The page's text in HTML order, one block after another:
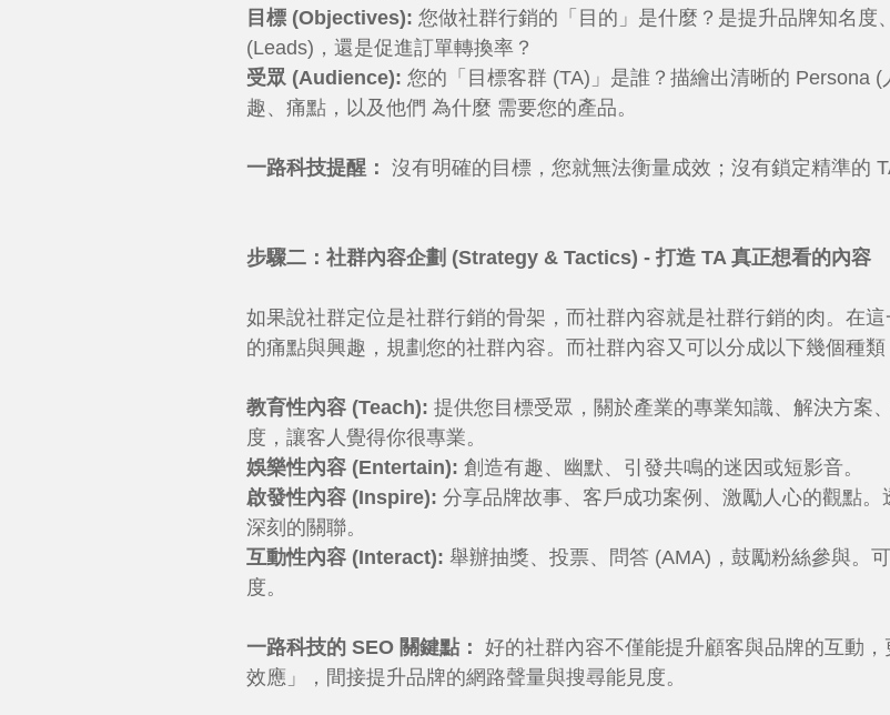
目標 (Objectives): 您做社群行銷的「目的」是什麼？是提升品牌知名度
(Leads)，還是促進訂單轉換率？
受眾 (Audience): 您的「目標客群 (TA)」是誰？描繪出清晰的 Persona
趣、痛點，以及他們 為什麼 需要您的產品。
一路科技提醒： 沒有明確的目標，您就無法衡量成效；沒有鎖定精準的
步驟二：社群內容企劃 (Strategy & Tactics) - 打造 TA 真正想看的內容
如果說社群定位是社群行銷的骨架，而社群內容就是社群行銷的肉。在
的痛點與興趣，規劃您的社群內容。而社群內容又可以分成以下幾個種類
教育性內容 (Teach): 提供您目標受眾，關於產業的專業知識、解決方案
度，讓客人覺得你很專業。
娛樂性內容 (Entertain): 創造有趣、幽默、引發共鳴的迷因或短影音。
啟發性內容 (Inspire): 分享品牌故事、客戶成功案例、激勵人心的觀點
深刻的關聯。
互動性內容 (Interact): 舉辦抽獎、投票、問答 (AMA)，鼓勵粉絲參與。
度。
一路科技的 SEO 關鍵點： 好的社群內容不僅能提升顧客與品牌的互動
效應」，間接提升品牌的網路聲量與搜尋能見度。